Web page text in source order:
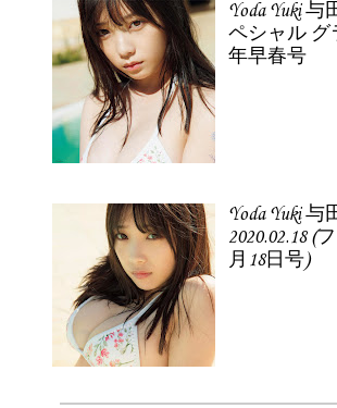
Yoda Yuki 与
ペシャル グ
年早春号
Yoda Yuki 与
2020.02.18 (
月18日号)